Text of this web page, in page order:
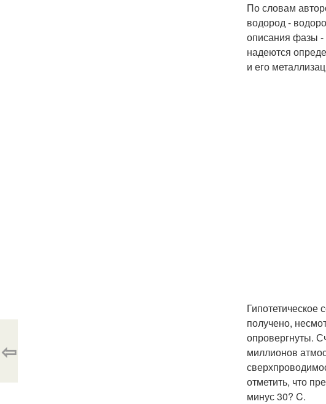
По словам
водород -
описания фазы -
надеются
и его
Гипотетическое
получено,
опровергнуты.
миллионов
отметить, что
минус 30? C.
⇦